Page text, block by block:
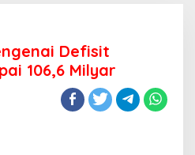
Defisit
106,6 Milyar